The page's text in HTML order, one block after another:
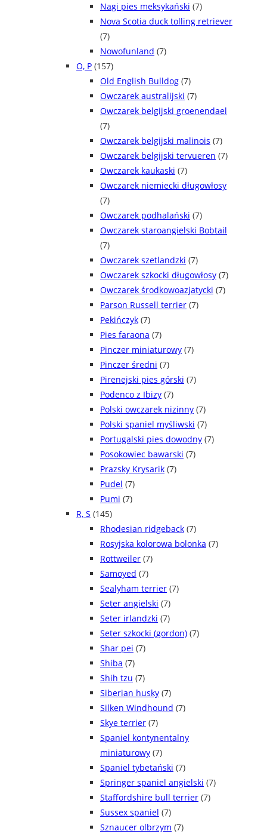
Nagi pies meksykański (7)
Nova Scotia duck tolling retriever
(7)
Nowofunland (7)
O, P (157)
Old English Bulldog (7)
Owczarek australijski (7)
Owczarek belgijski groenendael
(7)
Owczarek belgijski malinois (7)
Owczarek belgijski tervueren (7)
Owczarek kaukaski (7)
Owczarek niemiecki długowłosy
(7)
Owczarek podhalański (7)
Owczarek staroangielski Bobtail
(7)
Owczarek szetlandzki (7)
Owczarek szkocki długowłosy (7)
Owczarek środkowoazjatycki (7)
Parson Russell terrier (7)
Pekińczyk (7)
Pies faraona (7)
Pinczer miniaturowy (7)
Pinczer średni (7)
Pirenejski pies górski (7)
Podenco z Ibizy (7)
Polski owczarek nizinny (7)
Polski spaniel myśliwski (7)
Portugalski pies dowodny (7)
Posokowiec bawarski (7)
Prazsky Krysarik (7)
Pudel (7)
Pumi (7)
R, S (145)
Rhodesian ridgeback (7)
Rosyjska kolorowa bolonka (7)
Rottweiler (7)
Samoyed (7)
Sealyham terrier (7)
Seter angielski (7)
Seter irlandzki (7)
Seter szkocki (gordon) (7)
Shar pei (7)
Shiba (7)
Shih tzu (7)
Siberian husky (7)
Silken Windhound (7)
Skye terrier (7)
Spaniel kontynentalny
miniaturowy (7)
Spaniel tybetański (7)
Springer spaniel angielski (7)
Staffordshire bull terrier (7)
Sussex spaniel (7)
Sznaucer olbrzym (7)